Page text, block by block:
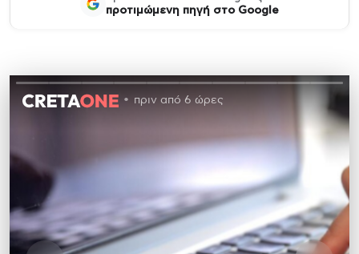
προτιμώμενη πηγή στο Google
πριν από 6 ώρες